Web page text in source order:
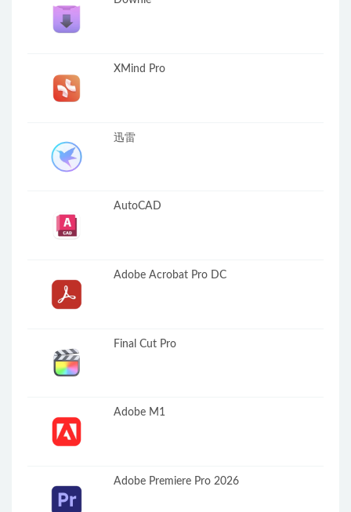
XMind Pro
迅雷
AutoCAD
Adobe Acrobat Pro DC
Final Cut Pro
Adobe M1
Adobe Premiere Pro 2026